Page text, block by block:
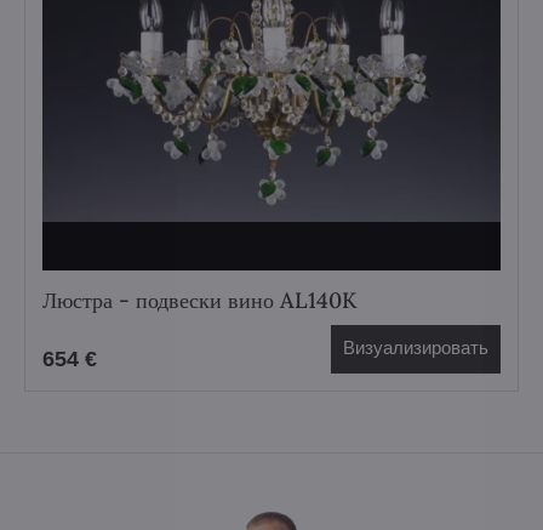
Люстра - подвески вино AL140K
654 € Визуализировать